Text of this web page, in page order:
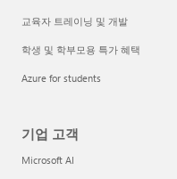
교육자 트레이닝 및 개발
학생 및 학부모용 특가 혜택
Azure for students
기업 고객
Microsoft AI